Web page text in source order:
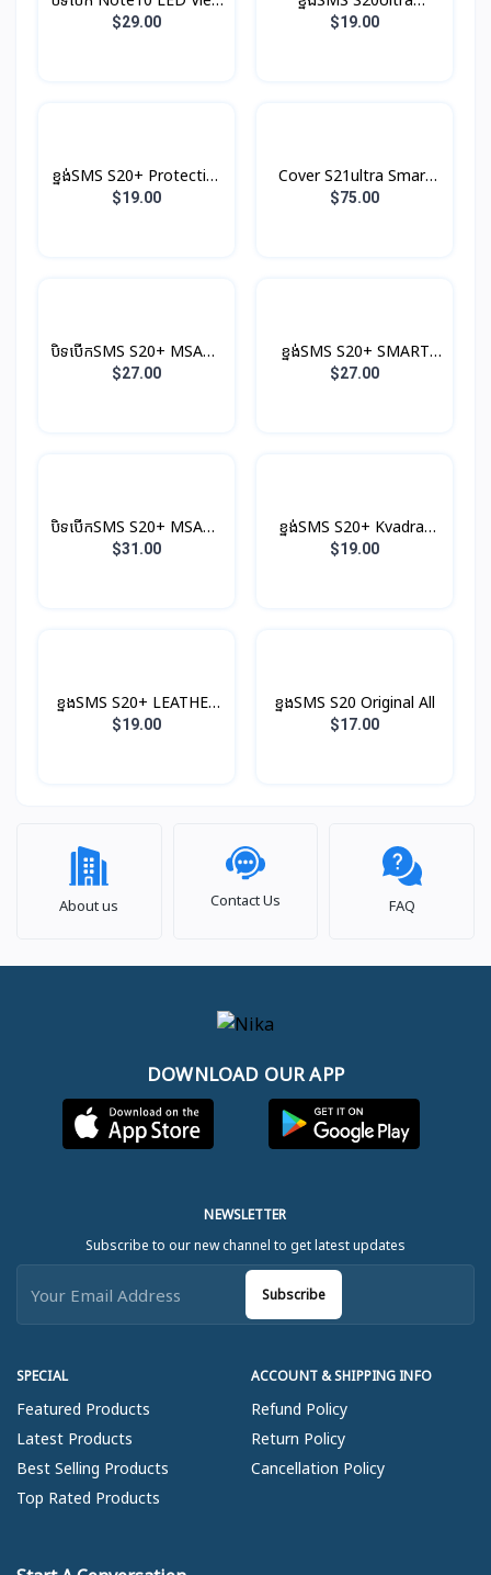
Original
$29.00
Protective Original
$19.00
ខ្នង់SMS S20+ Protective
Original
$19.00
Cover S21ultra Smart
Clear View With S-Pen
$75.00
បិទបើកSMS S20+ MSART
Clear View Original
$27.00
ខ្នង់SMS S20+ SMART
LED Original
$27.00
បិទបើកSMS S20+ MSART
LED View Original
$31.00
ខ្នង់SMS S20+ Kvadrat
Original
$19.00
ខ្នងSMS S20+ LEATHER
COVER Original
$19.00
ខ្នងSMS S20 Original All
$17.00
About us Contact Us FAQ
DOWNLOAD OUR APP
SPECIAL
Featured Products
Latest Products
Best Selling Products
Top Rated Products
ACCOUNT & SHIPPING INFO
Refund Policy
Return Policy
Cancellation Policy
NEWSLETTER
Subscribe to our new channel to get latest updates
Subscribe